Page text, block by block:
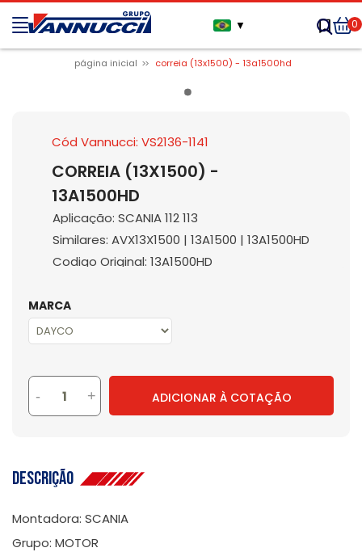
▼ 0
página inicial correia (13x1500) - 13a1500hd
Cód Vannucci: VS2136-1141
CORREIA (13X1500) -
13A1500HD
Aplicação: SCANIA 112 113
Similares: AVX13X1500 | 13A1500 | 13A1500HD
Codigo Original: 13A1500HD
MARCA
- + ADICIONAR À COTAÇÃO
Descrição
Montadora: SCANIA
Grupo: MOTOR